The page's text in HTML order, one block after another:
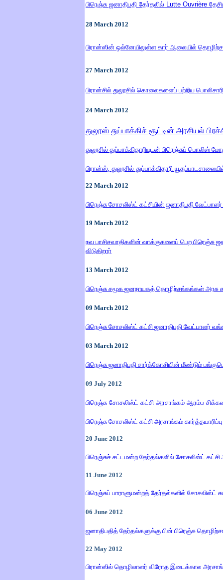
பிரெஞ்சு ஜனாதிபதி தேர்தலில் Lutte Ouvrière
28 March 2012
பிரான்ஸின் ஒல்னேயிலுள்ள கார் ஆலையில்
27 March 2012
பிரான்சில் துலூசில் கொலைகளைப் பற்றிய
24 March 2012
துலூஸ் துப்பாக்கிச் சூட்டின் அரசியல்
துலூசில் துப்பாக்கிதாரியுடன் பிரெஞ்சுப் பொலிஸ்
பிரான்ஸ் , துலூசில் துப்பாக்கிதாரி
22 March 2012
பிரெஞ்சு சோசலிஸ்ட் கட்சியின் ஜனாதிபதி
19 March 2012
நவ பாசிசவாதிகளின் வாக்குகளைப் பெற பிரெஞ்சு
விடுகிறார்
13 March 2012
பிரெஞ்சு சமூக ஜனநாயகத் தொழிற்சங்கங்கள் அரசு
09 March 2012
பிரெஞ்சு சோசலிஸ்ட் கட்சி ஜனாதிபதி வேட்பாளர்
03 March 2012
பிரெஞ்சு ஜனாதிபதி சார்க்கோசியின் மீண்டும்
09 July 2012
பிரெஞ்சு சோசலிஸ்ட் கட்சி அரசாங்கம் ஆரம்ப
பிரெஞ்சு சோசலிஸ்ட் கட்சி அரசாங்கம்
20 June 2012
பிரெஞ்சுச் சட்டமன்ற தேர்தல்களில் சோசலிஸ்ட் கட்சி
11 June 2012
பிரெஞ்சுப் பாராளுமன்றத் தேர்தல்களில் சோசலிஸ்ட்
06 June 2012
ஜனாதிபதித் தேர்தல்களுக்கு பின் பிரெஞ்சு
22 May 2012
பிரான்ஸில் தொழிலாளர் விரோத இடைக்கால